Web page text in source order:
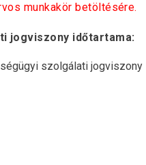
munkakör betöltésére.
jogviszony időtartama:
szolgálati jogviszony